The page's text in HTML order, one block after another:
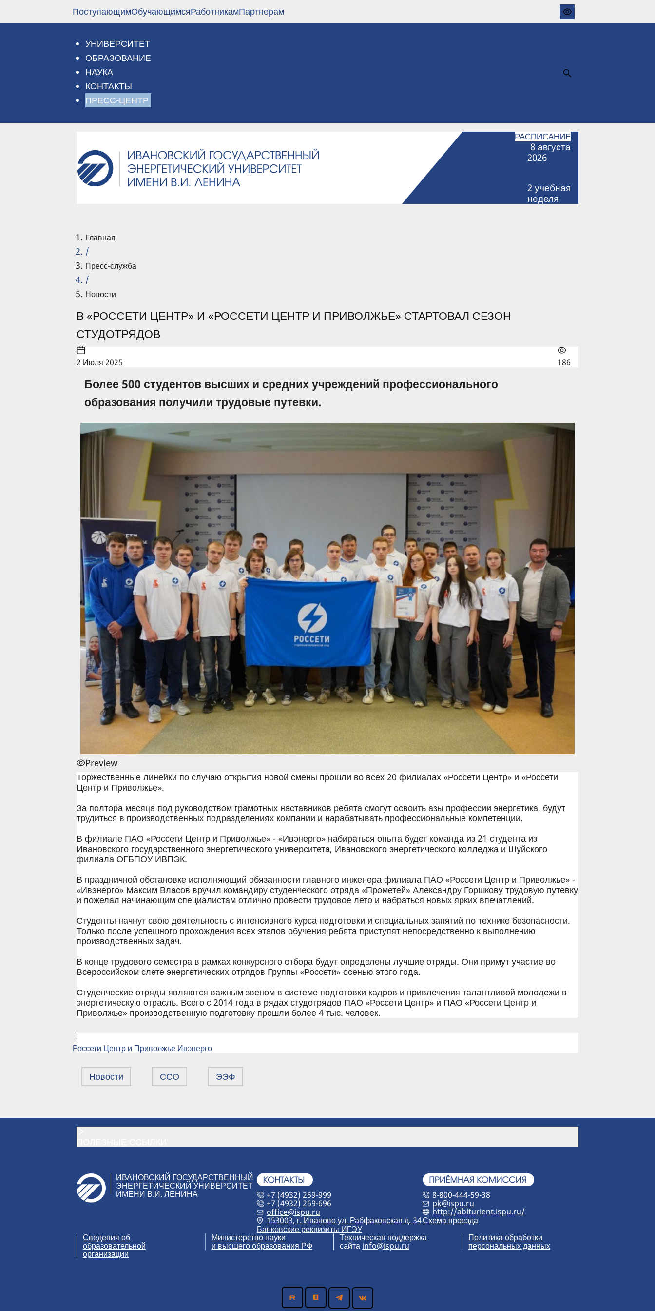
основному
ПоступающимОбучающимсяРаботникамПартнерам
УНИВЕРСИТЕТ
ОБРАЗОВАНИЕ
НАУКА
КОНТАКТЫ
ПРЕСС-ЦЕНТР
РАСПИСАНИЕ
8августа
2026
2учебная
неделя
Главная
/
Пресс-служба
/
Новости
В «РОССЕТИ ЦЕНТР» И «РОССЕТИ ЦЕНТР И ПРИВОЛЖЬЕ» СТАРТОВАЛ СЕЗОН
СТУДОТРЯДОВ
2 Июля 2025 186
Более 500 студентов высших и средних учреждений профессионального
образования получили трудовые путевки.
Preview
Торжественные линейки по случаю открытия новой смены прошли во всех 20 филиалах «Россети Центр» и «Россети
Центр и Приволжье».
За полтора месяца под руководством грамотных наставников ребята смогут освоить азы профессии энергетика, будут
трудиться в производственных подразделениях компании и нарабатывать профессиональные компетенции.
В филиале ПАО «Россети Центр и Приволжье» - «Ивэнерго» набираться опыта будет команда из 21 студента из
Ивановского государственного энергетического университета, Ивановского энергетического колледжа и Шуйского
филиала ОГБПОУ ИВПЭК.
В праздничной обстановке исполняющий обязанности главного инженера филиала ПАО «Россети Центр и Приволжье» -
«Ивэнерго» Максим Власов вручил командиру студенческого отряда «Прометей» Александру Горшкову трудовую путевку
и пожелал начинающим специалистам отлично провести трудовое лето и набраться новых ярких впечатлений.
Студенты начнут свою деятельность с интенсивного курса подготовки и специальных занятий по технике безопасности.
Только после успешного прохождения всех этапов обучения ребята приступят непосредственно к выполнению
производственных задач.
В конце трудового семестра в рамках конкурсного отбора будут определены лучшие отряды. Они примут участие во
Всероссийском слете энергетических отрядов Группы «Россети» осенью этого года.
Студенческие отряды являются важным звеном в системе подготовки кадров и привлечения талантливой молодежи в
энергетическую отрасль. Всего с 2014 года в рядах студотрядов ПАО «Россети Центр» и ПАО «Россети Центр и
Приволжье» производственную подготовку прошли более 4 тыс. человек.
Россети Центр и Приволжье Ивэнерго
Новости ССО ЭЭФ
ИВАНОВСКИЙ ГОСУДАРСТВЕННЫЙ
ЭНЕРГЕТИЧЕСКИЙ УНИВЕРСИТЕТ
ИМЕНИ В.И. ЛЕНИНА
+7 (4932) 269-999
+7 (4932) 269-696
office@ispu.ru
153003, г. Иваново ул. Рабфаковская д. 34
Банковские реквизиты ИГЭУ
8-800-444-59-38
pk@ispu.ru
http://abiturient.ispu.ru/
Схема проезда
Сведения об
образовательной
организации
Министерство науки
и высшего образования РФ
Техническая поддержка
сайта info@ispu.ru
Политика обработки
персональных данных